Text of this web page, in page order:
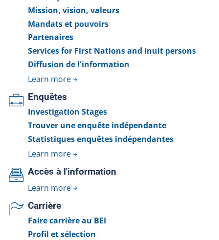
Mission, vision, valeurs
Mandats et pouvoirs
Partenaires
Services for First Nations and Inuit persons
Diffusion de l'information
Learn more
Enquêtes
Investigation Stages
Trouver une enquête indépendante
Statistiques enquêtes indépendantes
Learn more
Accès à l'information
Learn more
Carrière
Faire carrière au BEI
Profil et sélection